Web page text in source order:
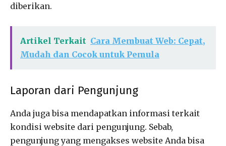
diberikan.
Artikel Terkait Cara Membuat Web: Cepat,
Mudah dan Cocok untuk Pemula
Laporan dari Pengunjung
Anda juga bisa mendapatkan informasi terkait
kondisi website dari pengunjung. Sebab,
pengunjung yang mengakses website Anda bisa